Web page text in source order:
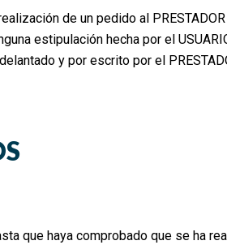
de un pedido al
estipulación hecha por el
y por escrito por el
que haya comprobado que se ha